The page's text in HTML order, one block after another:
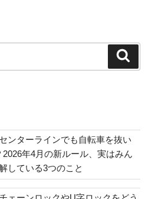
ンターラインでも自転車を抜い
2026年4月の新ルール、実はみん
している3つのこと